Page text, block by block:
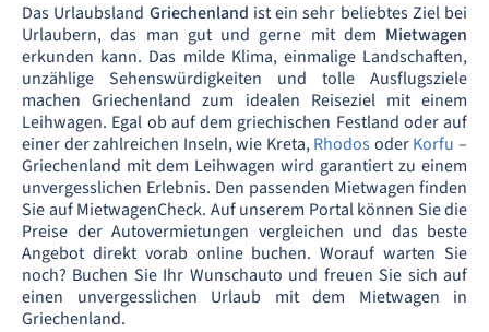
Das Urlaubsland Griechenland ist ein sehr beliebtes Ziel bei
Urlaubern, das man gut und gerne mit dem Mietwagen
erkunden kann. Das milde Klima, einmalige Landschaften,
unzählige Sehenswürdigkeiten und tolle Ausflugsziele
machen Griechenland zum idealen Reiseziel mit einem
Leihwagen. Egal ob auf dem griechischen Festland oder auf
einer der zahlreichen Inseln, wie Kreta,RhodosoderKorfu –
Griechenland mit dem Leihwagen wird garantiert zu einem
unvergesslichen Erlebnis. Den passenden Mietwagen finden
Sie auf MietwagenCheck. Auf unserem Portal können Sie die
Preise der Autovermietungen vergleichen und das beste
Angebot direkt vorab online buchen. Worauf warten Sie
noch? Buchen Sie Ihr Wunschauto und freuen Sie sich auf
einen unvergesslichen Urlaub mit dem Mietwagen in
Griechenland.